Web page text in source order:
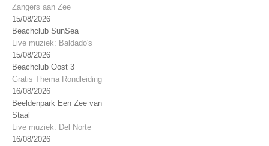
Zangers aan Zee
15/08/2026
Beachclub SunSea
Live muziek: Baldado's
15/08/2026
Beachclub Oost 3
Gratis Thema Rondleiding
16/08/2026
Beeldenpark Een Zee van
Staal
Live muziek: Del Norte
16/08/2026